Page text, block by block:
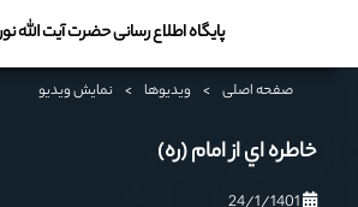
پایگاه اطلاع رسانی حضرت آیت الله
صفحه اصلی > ویدیوها > نمایش ویدیو
خاطره اي از امام (ره)